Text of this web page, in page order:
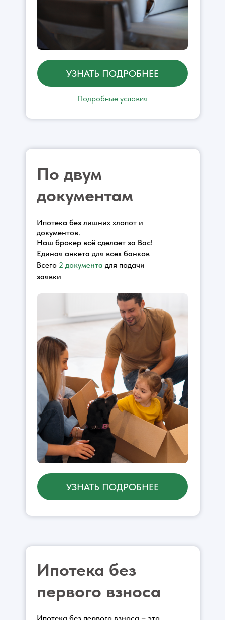
УЗНАТЬ ПОДРОБНЕЕ
Подробные условия
По двум
документам
Ипотека без лишних хлопот и
документов.
Наш брокер всё сделает за Вас!
Единая анкета для всех банков
Всего 2 документа для подачи
заявки
УЗНАТЬ ПОДРОБНЕЕ
Ипотека без
первого взноса